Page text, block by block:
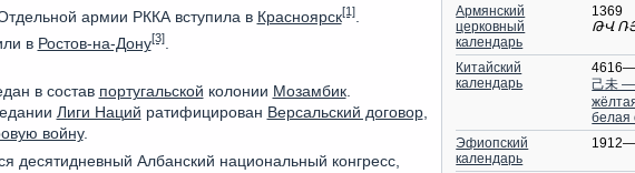
Армянский
церковный
календарь
1369
ԹՎ
Китайский
календарь
己未 —
белая
Эфиопский
календарь
армии РККА вступила в Красноярск[1].
в Ростов-на-Дону[3].
в состав португальской колонии Мозамбик.
Лиги Наций ратифицирован Версальский договор,
войну.
десятидневный Албанский национальный конгресс,